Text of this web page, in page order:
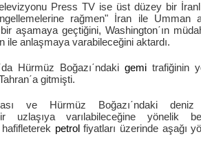
Press TV ise üst düzey bir
rağmen" İran ile Umman
aşamaya geçtiğini, Washington΄ın
ile anlaşmaya varabileceğini aktardı.
Hürmüz Boğazı΄ndaki gemi trafiğinin
gitmişti.
ve Hürmüz Boğazı΄ndaki deniz
uzlaşıya varılabileceğine yönelik
petrolfiyatları üzerinde aşağı